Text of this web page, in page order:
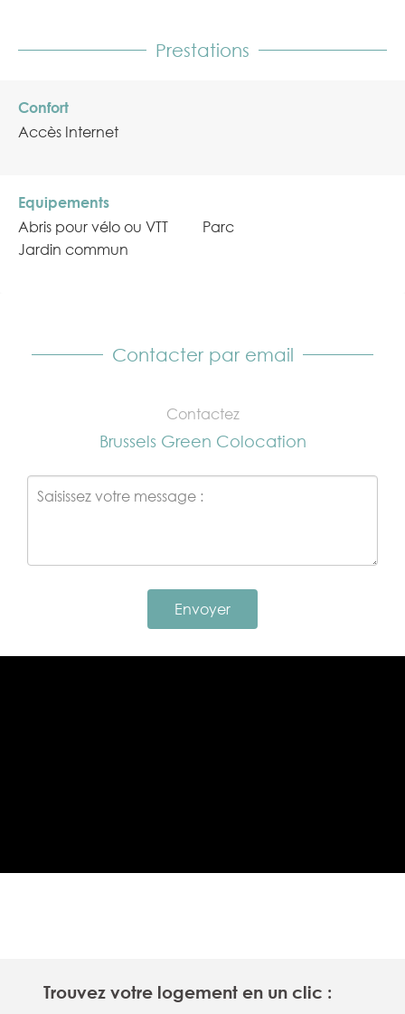
Prestations
Confort
Accès Internet
Equipements
Abris pour vélo ou VTT
Jardin commun
Parc
Contacter par email
Contactez
Brussels Green Colocation
Envoyer
Trouvez votre logement en un clic :